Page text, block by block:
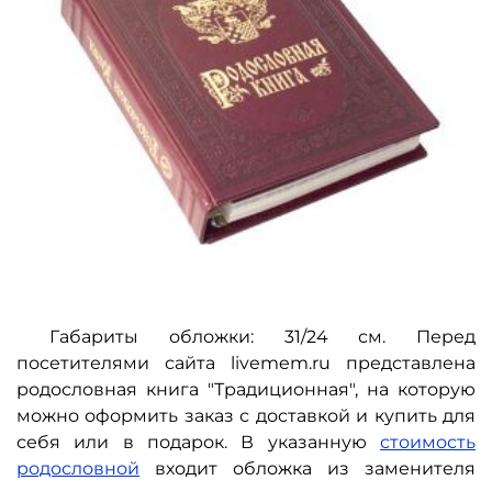
Габариты обложки: 31/24 см. Перед
посетителями сайта livemem.ru представлена
родословная книга "Традиционная", на которую
можно оформить заказ с доставкой и купить для
себя или в подарок. В указанную стоимость
родословной входит обложка из заменителя